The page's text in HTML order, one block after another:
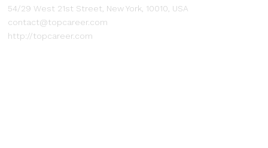
54/29 West 21st Street, New York, 10010, USA
contact@topcareer.com
http://topcareer.com